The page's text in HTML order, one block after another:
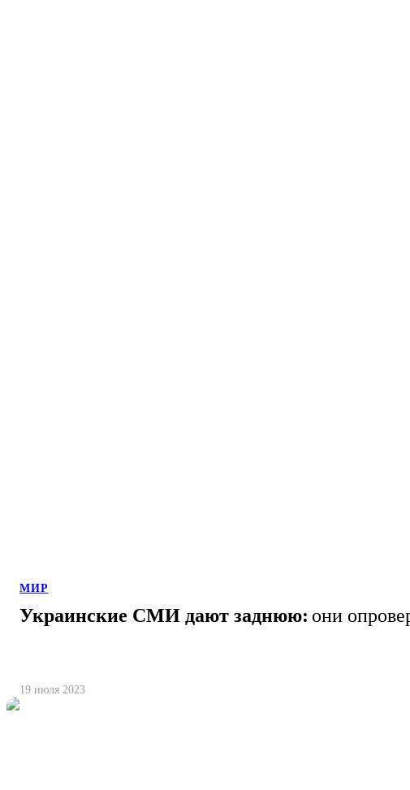
МИР
Украинские СМИ дают заднюю: они
19 июля 2023